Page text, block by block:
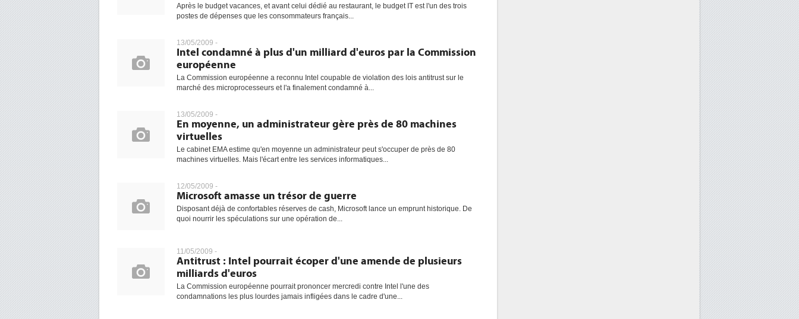
Après le budget vacances, et avant celui dédié au restaurant, le budget IT est l'un des trois
postes de dépenses que les consommateurs français...
13/05/2009 -
Intel condamné à plus d'un milliard d'euros par la Commission
européenne
La Commission européenne a reconnu Intel coupable de violation des lois antitrust sur le
marché des microprocesseurs et l'a finalement condamné à...
13/05/2009 -
En moyenne, un administrateur gère près de 80 machines
virtuelles
Le cabinet EMA estime qu'en moyenne un administrateur peut s'occuper de près de 80
machines virtuelles. Mais l'écart entre les services informatiques...
12/05/2009 -
Microsoft amasse un trésor de guerre
Disposant déjà de confortables réserves de cash, Microsoft lance un emprunt historique. De
quoi nourrir les spéculations sur une opération de...
11/05/2009 -
Antitrust : Intel pourrait écoper d'une amende de plusieurs
milliards d'euros
La Commission européenne pourrait prononcer mercredi contre Intel l'une des
condamnations les plus lourdes jamais infligées dans le cadre d'une...